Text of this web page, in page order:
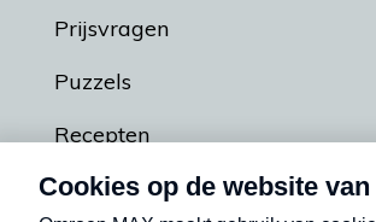
Prijsvragen
Puzzels
Recepten
Podcasts